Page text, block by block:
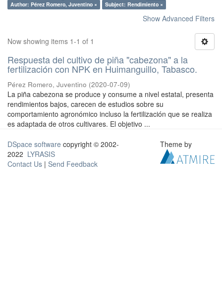
Author: Pérez Romero, Juventino ×
Subject: Rendimiento ×
Show Advanced Filters
Now showing items 1-1 of 1
Respuesta del cultivo de piña "cabezona" a la
fertilización con NPK en Huimanguillo, Tabasco.
Pérez Romero, Juventino (2020-07-09)
La piña cabezona se produce y consume a nivel estatal, presenta
rendimientos bajos, carecen de estudios sobre su
comportamiento agronómico incluso la fertilización que se realiza
es adaptada de otros cultivares. El objetivo ...
DSpace software copyright © 2002-
2022 LYRASIS
Contact Us | Send Feedback
Theme by